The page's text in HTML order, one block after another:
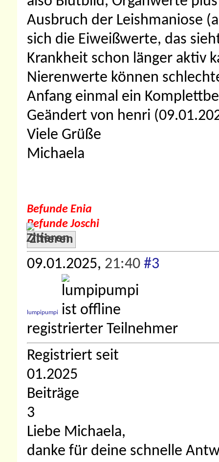
Ausbruch der Leishmaniose
sich die Eiweißwerte, das
Krankheit schon länger aktiv
Nierenwerte können
Anfang einmal ein
Geändert von henri
Viele Grüße
Michaela
Befunde Enia
Befunde Joschi
Zitieren
09.01.2025, 21:40 #3
lumpipumpi
registrierter Teilnehmer
Registriert seit
01.2025
Beiträge
3
Liebe Michaela,
danke für deine schnelle